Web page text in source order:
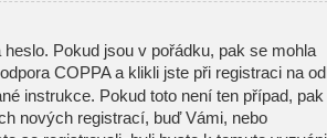
Pokud jsou v pořádku, pak se mohla
COPPA a klikli jste při registraci na
instrukce. Pokud toto není ten případ, pak
nových registrací, buď Vámi, nebo